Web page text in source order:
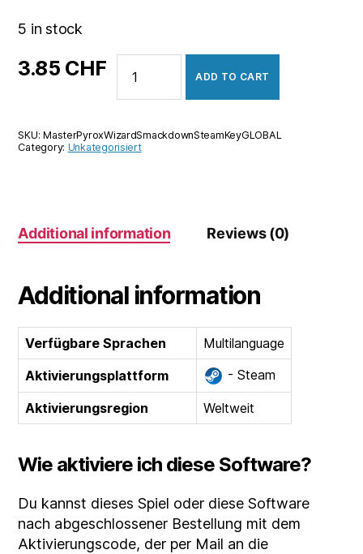
5 in stock
3.85 CHF
Pyrox
Wizard
Steam
ADD TO CART
SKU:MasterPyroxWizardSmackdownSteamKeyGLOBAL
Category: Unkategorisiert
Additional information Reviews (0)
Additional information
Verfügbare Sprachen
Multilanguage
Aktivierungsplattform
- Steam
Aktivierungsregion Weltweit
Wie aktiviere ich diese Software?
Du kannst dieses Spiel oder diese Software
nach abgeschlossener Bestellung mit dem
Aktivierungscode, der per Mail an die